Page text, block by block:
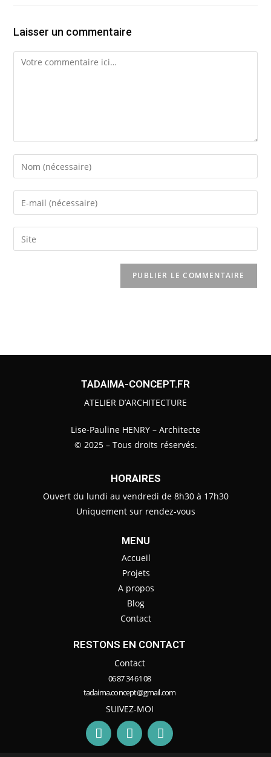
Laisser un commentaire
TADAIMA-CONCEPT.FR
ATELIER D’ARCHITECTURE
Lise-Pauline HENRY – Architecte
© 2025 – Tous droits réservés.
HORAIRES
Ouvert du lundi au vendredi de 8h30 à 17h30
Uniquement sur rendez-vous
MENU
Accueil
Projets
A propos
Blog
Contact
RESTONS EN CONTACT
Contact
06 87 34 61 08
tadaima.concept@gmail.com
SUIVEZ-MOI